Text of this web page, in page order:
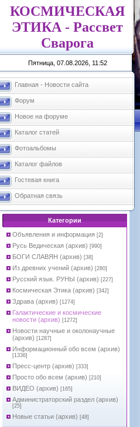
КОСМИЧЕСКАЯ
ЭТИКА - Рассвет
Сварога
Пятница, 07.08.2026, 11:52
Главная - Новости сайта
Форум
Новое на форуме
Каталог статей
Фотоальбомы
Каталог файлов
Гостевая книга
Обратная связь
Категории
Объявления и информация [2]
Русь Ведическая (архив) [990]
БОГИ СЛАВЯН (архив) [38]
Из древних учений (архив) [280]
Русский язык. РУНЫ (архив) [227]
Космическая Этика (архив) [342]
Здрава (архив) [1274]
Галактические и космические
новости (архив) [1272]
Новости научные и околонаучные
(архив) [1287]
Информационный обо всем (архив)
[1336]
Пресс-центр (архив) [333]
Просто обо всем (архив) [210]
ВИДЕО (архив) [165]
Администраторский раздел (архив)
[25]
Новые статьи (архив) [48]